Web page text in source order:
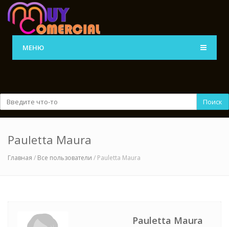
МЕНЮ
Поиск
Pauletta Maura
Главная / Все пользователи / Pauletta Maura
Pauletta Maura